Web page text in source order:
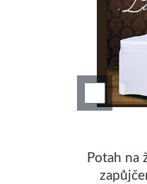
Potah na